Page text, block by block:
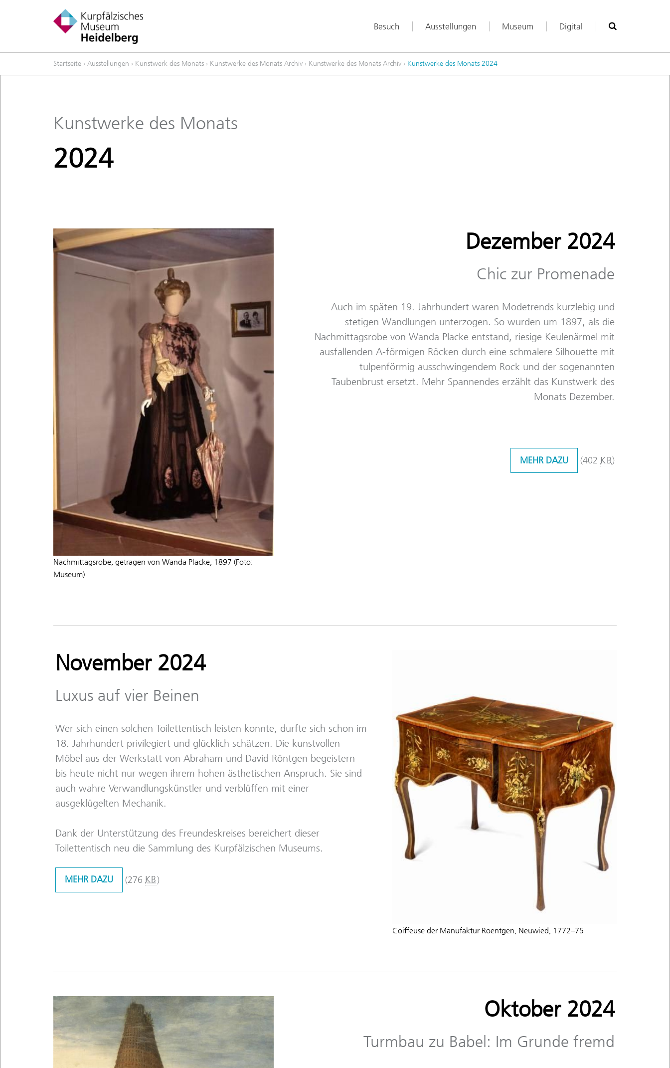
Besuch Ausstellungen Museum
Digital
Startseite › Ausstellungen › Kunstwerk des Monats › Kunstwerke des Monats Archiv › Kunstwerke des Monats Archiv › Kunstwerke des Monats 2024
Kunstwerke des Monats
2024
Nachmittagsrobe, getragen von Wanda Placke, 1897 (Foto:
Museum)
Dezember 2024
Chic zur Promenade
Auch im späten 19. Jahrhundert waren Modetrends kurzlebig und
stetigen Wandlungen unterzogen. So wurden um 1897, als die
Nachmittagsrobe von Wanda Placke entstand, riesige Keulenärmel mit
ausfallenden A-förmigen Röcken durch eine schmalere Silhouette mit
tulpenförmig ausschwingendem Rock und der sogenannten
Taubenbrust ersetzt. Mehr Spannendes erzählt das Kunstwerk des
Monats Dezember.
MEHR DAZU (402 KB)
Coiffeuse der Manufaktur Roentgen, Neuwied, 1772–75
November 2024
Luxus auf vier Beinen
Wer sich einen solchen Toilettentisch leisten konnte, durfte sich schon im
18. Jahrhundert privilegiert und glücklich schätzen. Die kunstvollen
Möbel aus der Werkstatt von Abraham und David Röntgen begeistern
bis heute nicht nur wegen ihrem hohen ästhetischen Anspruch. Sie sind
auch wahre Verwandlungskünstler und verblüffen mit einer
ausgeklügelten Mechanik.
Dank der Unterstützung des Freundeskreises bereichert dieser
Toilettentisch neu die Sammlung des Kurpfälzischen Museums.
MEHR DAZU (276 KB)
Oktober 2024
Turmbau zu Babel: Im Grunde fremd